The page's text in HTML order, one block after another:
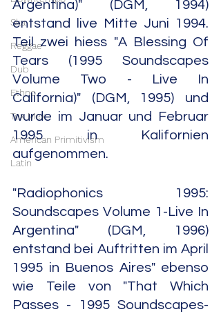
Ska
Reggae
Dub
Ethno
Tex Mex
American Primitivism
Latin
Argentina)" (DGM, 1994)
entstand live Mitte Juni 1994.
Teil zwei hiess "A Blessing Of
Tears (1995 Soundscapes
Volume Two - Live In
California)" (DGM, 1995) und
wurde im Januar und Februar
1995 in Kalifornien
aufgenommen.
"Radiophonics 1995:
Soundscapes Volume 1-Live In
Argentina" (DGM, 1996)
entstand bei Auftritten im April
1995 in Buenos Aires" ebenso
wie Teile von "That Which
Passes - 1995 Soundscapes-